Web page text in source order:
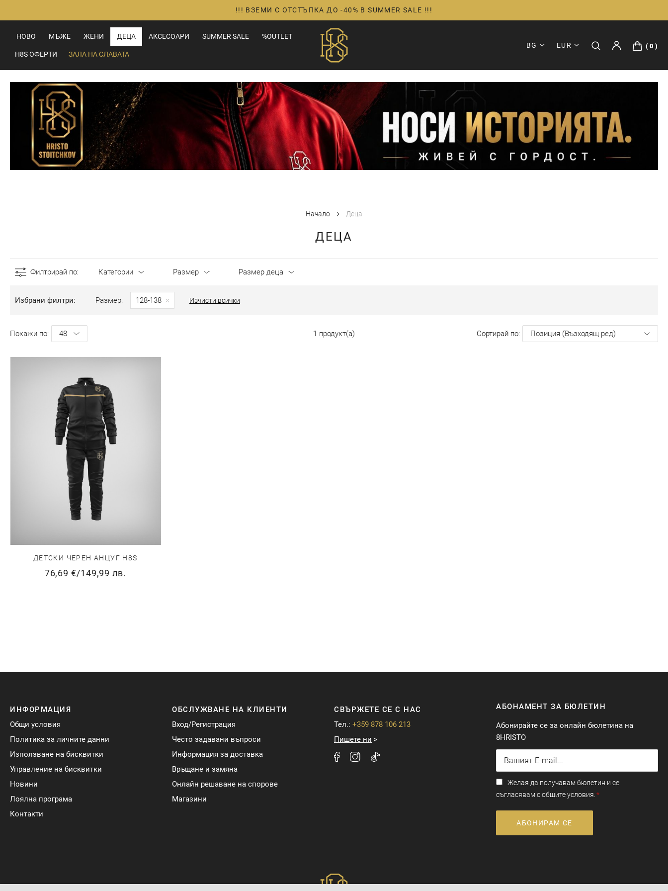
към
съдържанието
!!! ВЗЕМИ С ОТСТЪПКА ДО -40% В SUMMER SALE !!!
НОВО МЪЖЕ ЖЕНИ ДЕЦА АКСЕСОАРИ SUMMER SALE %OUTLET
H8S ОФЕРТИ ЗАЛА НА СЛАВАТА
BG EUR 0
Начало Деца
ДЕЦА
Филтрирай по Категории Размер Размер деца
Избрани филтри Размер 128-138 Изчисти всички
Покажи по 1 продукт(а) Сортирай по
ДЕТСКИ ЧЕРЕН АНЦУГ H8S
76,69 €/149,99 лв.
ИНФОРМАЦИЯ
Общи условия
Политика за личните данни
Използване на бисквитки
Управление на бисквитки
Новини
Лоялна програма
Контакти
ОБСЛУЖВАНЕ НА КЛИЕНТИ
Вход/Регистрация
Често задавани въпроси
Информация за доставка
Връщане и замяна
Онлайн решаване на спорове
Магазини
СВЪРЖЕТЕ СЕ С НАС
Тел.: +359 878 106 213
Пишете ни
АБОНАМЕНТ ЗА БЮЛЕТИН
Абонирайте се за онлайн бюлетина на
8HRISTO
Желая да получавам бюлетин и се
съгласявам с общите условия.
АБОНИРАМ СЕ